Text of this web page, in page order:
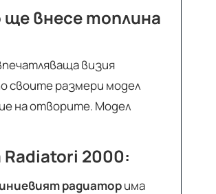
внесе топлина
визия
своите размери модел
на отворите. Модел
2000:
радиаторима